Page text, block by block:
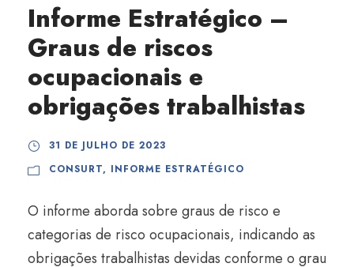
Informe Estratégico –
Graus de riscos
ocupacionais e
obrigações trabalhistas
31 DE JULHO DE 2023
CONSURT, INFORME ESTRATÉGICO
O informe aborda sobre graus de risco e
categorias de risco ocupacionais, indicando as
obrigações trabalhistas devidas conforme o grau